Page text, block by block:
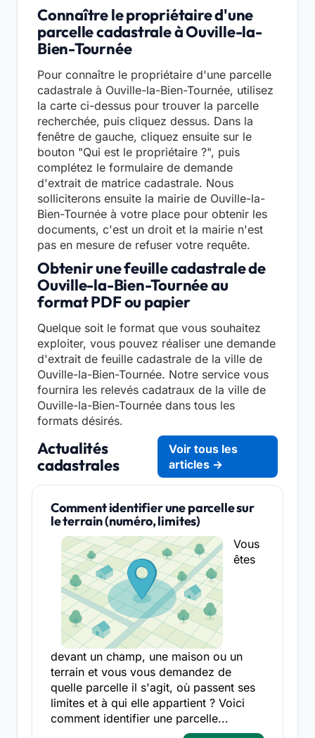
Connaître le propriétaire d'une
parcelle cadastrale à Ouville-la-
Bien-Tournée
Pour connaître le propriétaire d'une parcelle
cadastrale à Ouville-la-Bien-Tournée, utilisez
la carte ci-dessus pour trouver la parcelle
recherchée, puis cliquez dessus. Dans la
fenêtre de gauche, cliquez ensuite sur le
bouton "Qui est le propriétaire ?", puis
complétez le formulaire de demande
d'extrait de matrice cadastrale. Nous
solliciterons ensuite la mairie de Ouville-la-
Bien-Tournée à votre place pour obtenir les
documents, c'est un droit et la mairie n'est
pas en mesure de refuser votre requête.
Obtenir une feuille cadastrale de
Ouville-la-Bien-Tournée au
format PDF ou papier
Quelque soit le format que vous souhaitez
exploiter, vous pouvez réaliser une demande
d'extrait de feuille cadastrale de la ville de
Ouville-la-Bien-Tournée. Notre service vous
fournira les relevés cadatraux de la ville de
Ouville-la-Bien-Tournée dans tous les
formats désirés.
Actualités
cadastrales
Voir tous les
articles →
Comment identifier une parcelle sur
le terrain (numéro, limites)
Vous
êtes
devant un champ, une maison ou un
terrain et vous vous demandez de
quelle parcelle il s'agit, où passent ses
limites et à qui elle appartient ? Voici
comment identifier une parcelle...